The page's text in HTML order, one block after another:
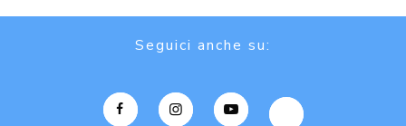
Seguici anche su: